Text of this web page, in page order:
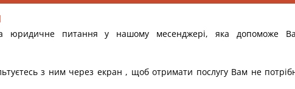
юридичне питання у нашому месенджері, яка допоможе
з ним через екран , щоб отримати послугу Вам не